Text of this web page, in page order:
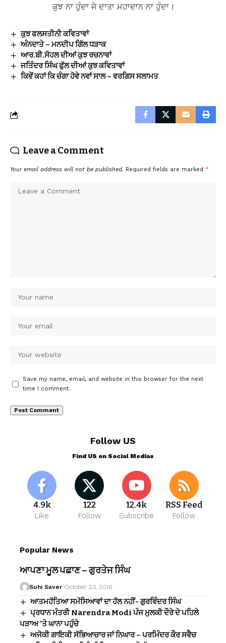
ਕੁਝ ਨਾ ਹੁੰਦਾ ਜੇ ਦਾਤਾ ਮਹਾਦਾਨ ਨਾ ਹੁੰਦਾ !
ਕੁਝ ਫਲਸਤੀਨੀ ਕਵਿਤਾਵਾਂ
ਅੰਨਦਾਤੇ – ਮਨਦੀਪ ਗਿੱਲ ਧੜਾਕ
ਆਰ.ਬੀ.ਸੋਹਲ ਦੀਆਂ ਕੁਝ ਰਚਨਾਵਾਂ
ਜਤਿੰਦਰ ਸਿੰਘ ਫੁੱਲ ਦੀਆਂ ਕੁਝ ਕਵਿਤਾਵਾਂ
ਕਿਵੇਂ ਕਹਾਂ ਕਿ ਚੰਗਾ ਹੋਵੇ ਨਵਾਂ ਸਾਲ – ਵਰਗਿਸ ਸਲਾਮਤ
Leave a Comment
Your email address will not be published. Required fields are marked *
Save my name, email, and website in this browser for the next
time I comment.
Follow US
Find US on Social Medias
4.9k
Like
122
Follow
12.4k
Subscribe
RSS Feed
Follow
Popular News
ਆਪਣਾ ਮੂਲ ਪਛਾਣ – ਗੁਰਤੇਜ ਸਿੰਘ
Suhi Saver October 23, 2016
ਆਤਮਹੱਤਿਆ ਸਮੱਸਿਆਵਾਂ ਦਾ ਹੱਲ ਨਹੀਂ- ਗੁਰਵਿੰਦਰ ਸਿੰਘ
ਪ੍ਰਧਾਨ ਮੰਤਰੀ Narendra Modi ਪੰਜ ਮੁਲਕੀ ਦੌਰੇ ਦੇ ਪਹਿਲੇ
ਪੜਾਅ ’ਤੇ ਘਾਨਾ ਪਹੁੰਚੇ
ਅਜੋਕੀ ਗਾਇਕੀ ਸੱਭਿਆਚਾਰ ਜਾਂ ਨਿਘਾਰ – ਪਰਮਿੰਦਰ ਕੌਰ ਸਵੈਚ